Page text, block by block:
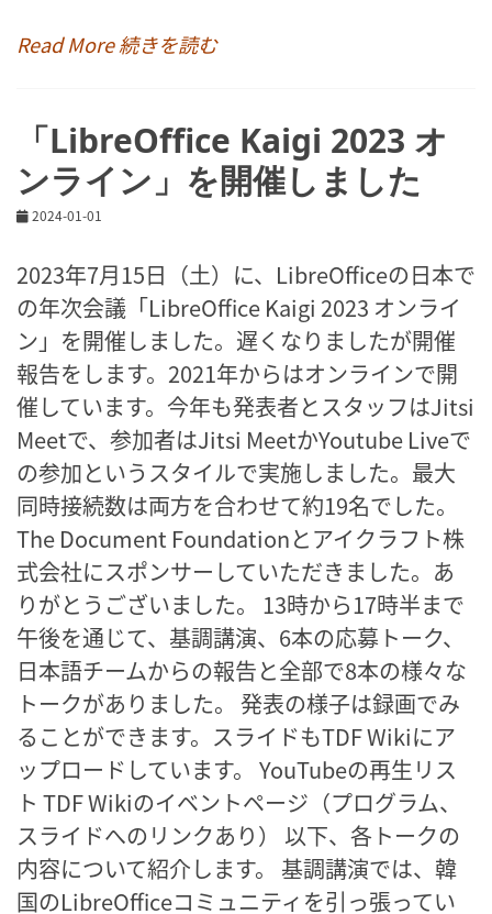
Read More 続きを読む
「LibreOffice Kaigi 2023 オ
ンライン」を開催しました
2024-01-01
2023年7月15日（土）に、LibreOfficeの日本で
の年次会議「LibreOffice Kaigi 2023 オンライ
ン」を開催しました。遅くなりましたが開催
報告をします。2021年からはオンラインで開
催しています。今年も発表者とスタッフはJitsi
Meetで、参加者はJitsi MeetかYoutube Liveで
の参加というスタイルで実施しました。最大
同時接続数は両方を合わせて約19名でした。
The Document Foundationとアイクラフト株
式会社にスポンサーしていただきました。あ
りがとうございました。 13時から17時半まで
午後を通じて、基調講演、6本の応募トーク、
日本語チームからの報告と全部で8本の様々な
トークがありました。 発表の様子は録画でみ
ることができます。スライドもTDF Wikiにア
ップロードしています。 YouTubeの再生リス
ト TDF Wikiのイベントページ（プログラム、
スライドへのリンクあり） 以下、各トークの
内容について紹介します。 基調講演では、韓
国のLibreOfficeコミュニティを引っ張ってい